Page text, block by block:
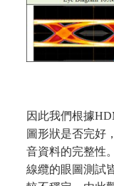
因此我們根據
圖形狀是否完好
音資料的完整性
線纜的眼圖測試